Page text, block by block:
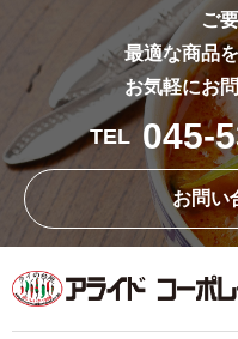
ご
最適な商品
お気軽にお
TEL 045-
お問い